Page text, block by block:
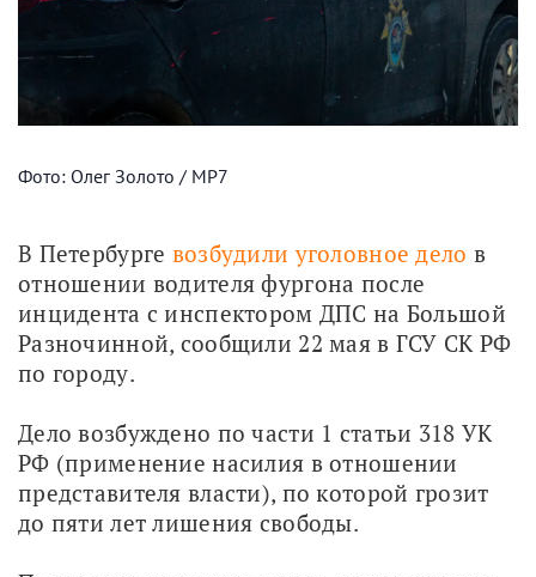
Фото: Олег Золото / МР7
В Петербурге возбудили уголовное дело в
отношении водителя фургона после
инцидента с инспектором ДПС на Большой
Разночинной, сообщили 22 мая в ГСУ СК РФ
по городу.
Дело возбуждено по части 1 статьи 318 УК
РФ (применение насилия в отношении
представителя власти), по которой грозит
до пяти лет лишения свободы.